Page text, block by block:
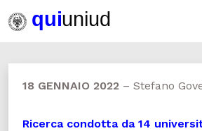
18 GENNAIO 2022 – Stefano
Ricerca condotta da 14